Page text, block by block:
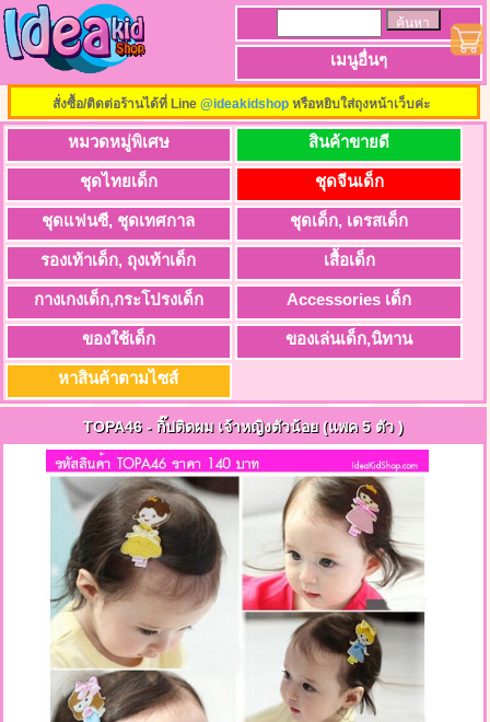
เมนูอื่นๆ
สั่งซื้อ/ติดต่อร้านได้ที่ Line @ideakidshopหรือหยิบใส่ถุงหน้าเว็บค่ะ
หมวดหมู่พิเศษ สินค้าขายดี
ชุดไทยเด็ก ชุดจีนเด็ก
ชุดแฟนซี, ชุดเทศกาล ชุดเด็ก, เดรสเด็ก
รองเท้าเด็ก, ถุงเท้าเด็ก เสื้อเด็ก
กางเกงเด็ก,กระโปรงเด็ก Accessories เด็ก
ของใช้เด็ก ของเล่นเด็ก,นิทาน
หาสินค้าตามไซส์
TOPA46-กิ๊ปติดผม เจ้าหญิงตัวน้อย (แพค 5 ตัว )